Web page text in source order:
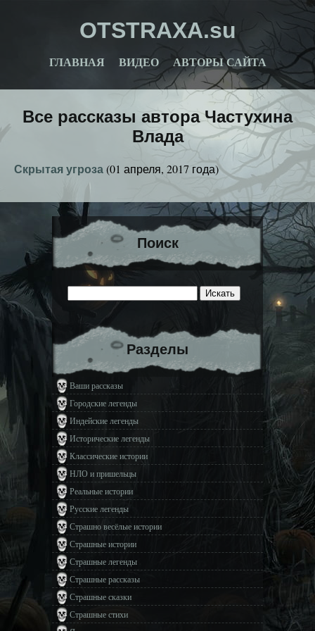
OTSTRAXA.su
ГЛАВНАЯ ВИДЕО АВТОРЫ САЙТА
Все рассказы автора Частухина
Влада
Скрытая угроза(01 апреля, 2017 года)
Поиск
Разделы
Ваши рассказы
Городские легенды
Индейские легенды
Исторические легенды
Классические истории
НЛО и пришельцы
Реальные истории
Русские легенды
Страшно весёлые истории
Страшные истории
Страшные легенды
Страшные рассказы
Страшные сказки
Страшные стихи